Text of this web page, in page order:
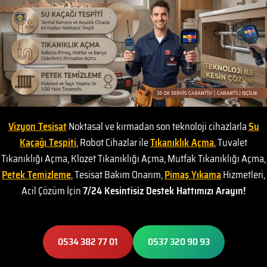
Vizyon TesisatNoktasal ve kırmadan son teknoloji cihazlarlaSu
Kaçağı Tespiti, Robot Cihazlar ileTıkanıklık Açma, Tuvalet
Tıkanıklığı Açma, Klozet Tıkanıklığı Açma, Mutfak Tıkanıklığı Açma,
Petek Temizleme, Tesisat Bakım Onarım,Pimaş YıkamaHizmetleri,
Acil Çözüm İçin7/24 Kesintisiz Destek Hattımızı Arayın!
0534 382 77 01 0537 320 90 93